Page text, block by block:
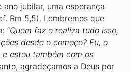
ano jubilar, uma esperança
Rm 5,5). Lembremos que
“Quem faz e realiza tudo isso,
desde o começo? Eu, o
e estou também com os
agradeçamos a Deus por